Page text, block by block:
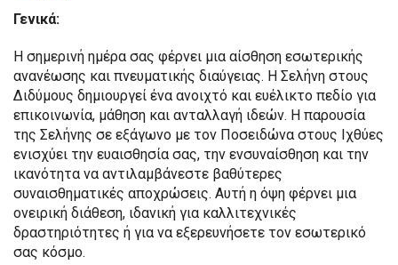
Γενικά:
Η σημερινή ημέρα σας φέρνει μια αίσθηση εσωτερικής
ανανέωσης και πνευματικής διαύγειας. Η Σελήνη στους
Διδύμους δημιουργεί ένα ανοιχτό και ευέλικτο πεδίο για
επικοινωνία, μάθηση και ανταλλαγή ιδεών. Η παρουσία
της Σελήνης σε εξάγωνο με τον Ποσειδώνα στους Ιχθύες
ενισχύει την ευαισθησία σας, την ενσυναίσθηση και την
ικανότητα να αντιλαμβάνεστε βαθύτερες
συναισθηματικές αποχρώσεις. Αυτή η όψη φέρνει μια
ονειρική διάθεση, ιδανική για καλλιτεχνικές
δραστηριότητες ή για να εξερευνήσετε τον εσωτερικό
σας κόσμο.